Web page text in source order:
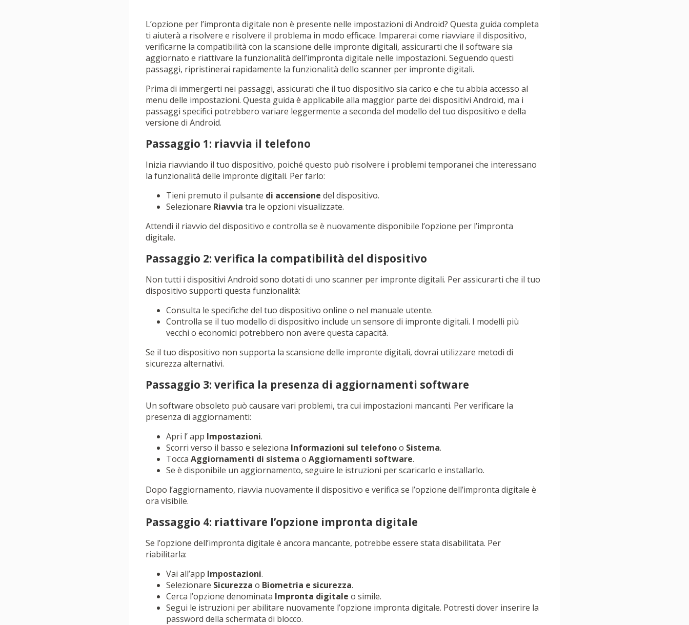
L’opzione per l’impronta digitale non è presente nelle impostazioni di Android? Questa guida completa
ti aiuterà a risolvere e risolvere il problema in modo efficace. Imparerai come riavviare il dispositivo,
verificarne la compatibilità con la scansione delle impronte digitali, assicurarti che il software sia
aggiornato e riattivare la funzionalità dell’impronta digitale nelle impostazioni. Seguendo questi
passaggi, ripristinerai rapidamente la funzionalità dello scanner per impronte digitali.
Prima di immergerti nei passaggi, assicurati che il tuo dispositivo sia carico e che tu abbia accesso al
menu delle impostazioni. Questa guida è applicabile alla maggior parte dei dispositivi Android, ma i
passaggi specifici potrebbero variare leggermente a seconda del modello del tuo dispositivo e della
versione di Android.
Passaggio 1: riavvia il telefono
Inizia riavviando il tuo dispositivo, poiché questo può risolvere i problemi temporanei che interessano
la funzionalità delle impronte digitali. Per farlo:
Tieni premuto il pulsante di accensione del dispositivo.
Selezionare Riavvia tra le opzioni visualizzate.
Attendi il riavvio del dispositivo e controlla se è nuovamente disponibile l’opzione per l’impronta
digitale.
Passaggio 2: verifica la compatibilità del dispositivo
Non tutti i dispositivi Android sono dotati di uno scanner per impronte digitali. Per assicurarti che il tuo
dispositivo supporti questa funzionalità:
Consulta le specifiche del tuo dispositivo online o nel manuale utente.
Controlla se il tuo modello di dispositivo include un sensore di impronte digitali. I modelli più
vecchi o economici potrebbero non avere questa capacità.
Se il tuo dispositivo non supporta la scansione delle impronte digitali, dovrai utilizzare metodi di
sicurezza alternativi.
Passaggio 3: verifica la presenza di aggiornamenti software
Un software obsoleto può causare vari problemi, tra cui impostazioni mancanti. Per verificare la
presenza di aggiornamenti:
Apri l’ app Impostazioni.
Scorri verso il basso e seleziona Informazioni sul telefonoo Sistema.
Tocca Aggiornamenti di sistema o Aggiornamenti software.
Se è disponibile un aggiornamento, seguire le istruzioni per scaricarlo e installarlo.
Dopo l’aggiornamento, riavvia nuovamente il dispositivo e verifica se l’opzione dell’impronta digitale è
ora visibile.
Passaggio 4: riattivare l’opzione impronta digitale
Se l’opzione dell’impronta digitale è ancora mancante, potrebbe essere stata disabilitata. Per
riabilitarla:
Vai all’app Impostazioni.
Selezionare Sicurezza o Biometria e sicurezza.
Cerca l’opzione denominata Impronta digitale o simile.
Segui le istruzioni per abilitare nuovamente l’opzione impronta digitale. Potresti dover inserire la
password della schermata di blocco.